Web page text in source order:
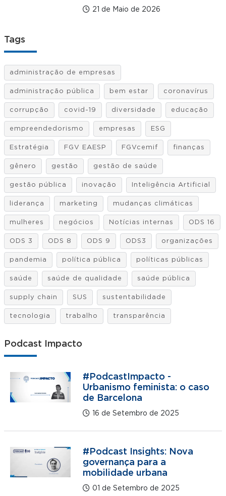
21 de Maio de 2026
Tags
administração de empresas
administração pública bem estar coronavírus
corrupção covid-19 diversidade educação
empreendedorismo empresas ESG
Estratégia FGV EAESP FGVcemif finanças
gênero gestão gestão de saúde
gestão pública inovação Inteligência Artificial
liderança marketing mudanças climáticas
mulheres negócios Notícias internas ODS 16
ODS 3 ODS 8 ODS 9 ODS3 organizações
pandemia política pública políticas públicas
saúde saúde de qualidade saúde pública
supply chain SUS sustentabilidade
tecnologia trabalho transparência
Podcast Impacto
#PodcastImpacto -
Urbanismo feminista: o caso
de Barcelona
16 de Setembro de 2025
#Podcast Insights: Nova
governança para a
mobilidade urbana
01 de Setembro de 2025